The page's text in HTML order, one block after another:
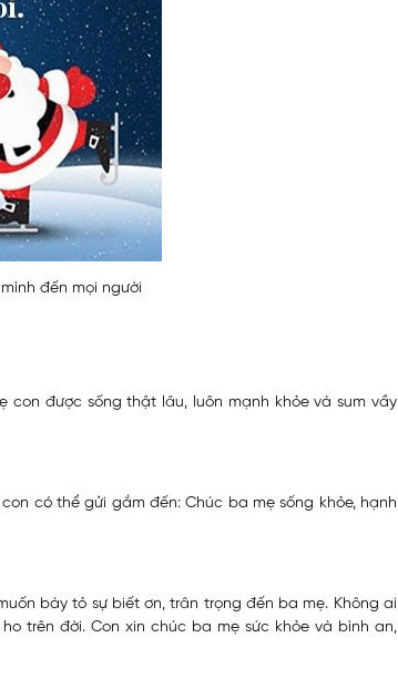
đến mọi người
con được sống thật lâu, luôn mạnh khỏe và sum vầy
có thể gửi gắm đến: Chúc ba mẹ sống khỏe, hạnh
bày tỏ sự biết ơn, trân trọng đến ba mẹ. Không ai
trên đời. Con xin chúc ba mẹ sức khỏe và bình an,